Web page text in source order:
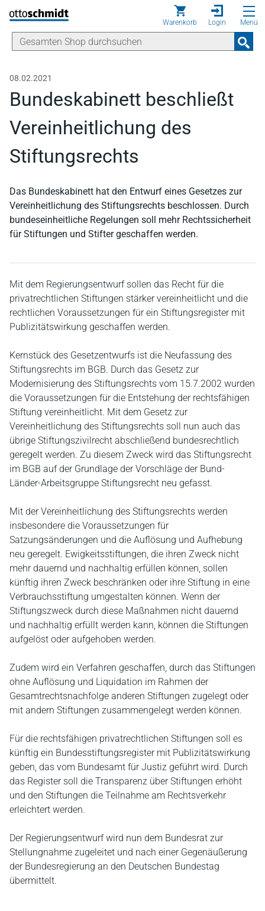
Direkt zum Inhalt
Warenkorb Login Menü
08.02.2021
Bundeskabinett beschließt
Vereinheitlichung des
Stiftungsrechts
Das Bundeskabinett hat den Entwurf eines Gesetzes zur
Vereinheitlichung des Stiftungsrechts beschlossen. Durch
bundeseinheitliche Regelungen soll mehr Rechtssicherheit
für Stiftungen und Stifter geschaffen werden.
Mit dem Regierungsentwurf sollen das Recht für die
privatrechtlichen Stiftungen stärker vereinheitlicht und die
rechtlichen Voraussetzungen für ein Stiftungsregister mit
Publizitätswirkung geschaffen werden.
Kernstück des Gesetzentwurfs ist die Neufassung des
Stiftungsrechts im BGB. Durch das Gesetz zur
Modernisierung des Stiftungsrechts vom 15.7.2002 wurden
die Voraussetzungen für die Entstehung der rechtsfähigen
Stiftung vereinheitlicht. Mit dem Gesetz zur
Vereinheitlichung des Stiftungsrechts soll nun auch das
übrige Stiftungszivilrecht abschließend bundesrechtlich
geregelt werden. Zu diesem Zweck wird das Stiftungsrecht
im BGB auf der Grundlage der Vorschläge der Bund-
Länder-Arbeitsgruppe Stiftungsrecht neu gefasst.
Mit der Vereinheitlichung des Stiftungsrechts werden
insbesondere die Voraussetzungen für
Satzungsänderungen und die Auflösung und Aufhebung
neu geregelt. Ewigkeitsstiftungen, die ihren Zweck nicht
mehr dauernd und nachhaltig erfüllen können, sollen
künftig ihren Zweck beschränken oder ihre Stiftung in eine
Verbrauchsstiftung umgestalten können. Wenn der
Stiftungszweck durch diese Maßnahmen nicht dauernd
und nachhaltig erfüllt werden kann, können die Stiftungen
aufgelöst oder aufgehoben werden.
Zudem wird ein Verfahren geschaffen, durch das Stiftungen
ohne Auflösung und Liquidation im Rahmen der
Gesamtrechtsnachfolge anderen Stiftungen zugelegt oder
mit andern Stiftungen zusammengelegt werden können.
Für die rechtsfähigen privatrechtlichen Stiftungen soll es
künftig ein Bundesstiftungsregister mit Publizitätswirkung
geben, das vom Bundesamt für Justiz geführt wird. Durch
das Register soll die Transparenz über Stiftungen erhöht
und den Stiftungen die Teilnahme am Rechtsverkehr
erleichtert werden.
Der Regierungsentwurf wird nun dem Bundesrat zur
Stellungnahme zugeleitet und nach einer Gegenäußerung
der Bundesregierung an den Deutschen Bundestag
übermittelt.